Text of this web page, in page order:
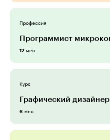
Профессия
Программист
12 мес
Курс
Графический дизайнер
6 мес